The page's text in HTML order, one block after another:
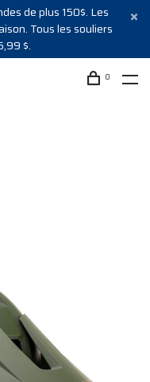
de plus 150$. Les
Tous les souliers
$.
0